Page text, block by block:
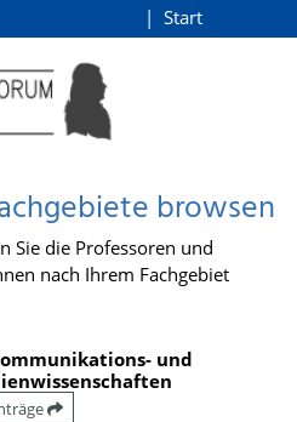
Start
browsen
Sie die Professoren und
nach Ihrem Fachgebiet
und